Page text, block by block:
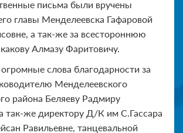
письма были вручены
главы Менделеевска Гафаровой
а так-же за всестороннюю
Алмазу Фаритовичу.
слова благодарности за
Менделеевского
района Беляеву Радмиру
так-же директору Д/К им С.Гассара
Равильевне, танцевальной